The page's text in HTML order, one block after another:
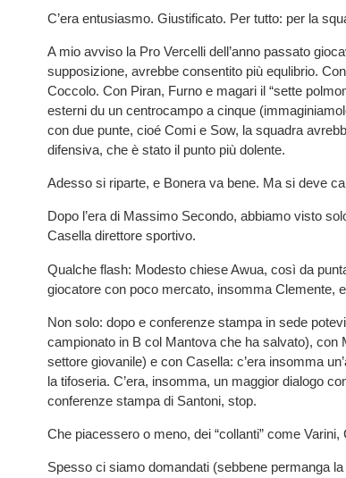
C’era entusiasmo. Giustificato. Per tutto: per la
A mio avviso la Pro Vercelli dell’anno passato
supposizione, avrebbe consentito più equlibrio.
Coccolo. Con Piran, Furno e magari il “sette
esterni du un centrocampo a cinque
con due punte, cioé Comi e Sow, la squadra
difensiva, che è stato il punto più dolente.
Adesso si riparte, e Bonera va bene. Ma si deve
Dopo l’era di Massimo Secondo, abbiamo visto
Casella direttore sportivo.
Qualche flash: Modesto chiese Awua, così da
giocatore con poco mercato, insomma Clemente,
Non solo: dopo e conferenze stampa in sede
campionato in B col Mantova che ha salvato),
settore giovanile) e con Casella: c’era insomma
la tifoseria. C’era, insomma, un maggior dialogo
conferenze stampa di Santoni, stop.
Che piacessero o meno, dei “collanti” come
Spesso ci siamo domandati (sebbene permanga